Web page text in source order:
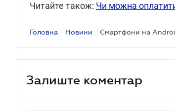
Читайте також: Чи можна
Головна / Новини /
Залиште коментар